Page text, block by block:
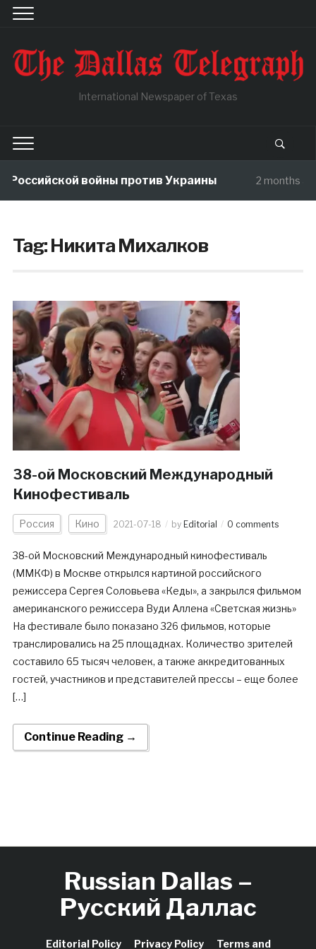
International Newspaper of Texas
Российской войны против Украины 2 months ago
Tag:Никита Михалков
38-ой Московский Международный
Кинофестиваль
Россия Кино 2021-07-18 by Editorial 0 comments
38-ой Московский Международный кинофестиваль
(ММКФ) в Москве открылся картиной российского
режиссера Сергея Соловьева «Кеды», а закрылся фильмом
американского режиссера Вуди Аллена «Светская жизнь»
На фестивале было показано 326 фильмов, которые
транслировались на 25 площадках. Количество зрителей
составило 65 тысяч человек, а также аккредитованных
гостей, участников и представителей прессы – еще более
[…]
Continue Reading →
Russian Dallas –
Русский Даллас
Editorial Policy Privacy Policy Terms and